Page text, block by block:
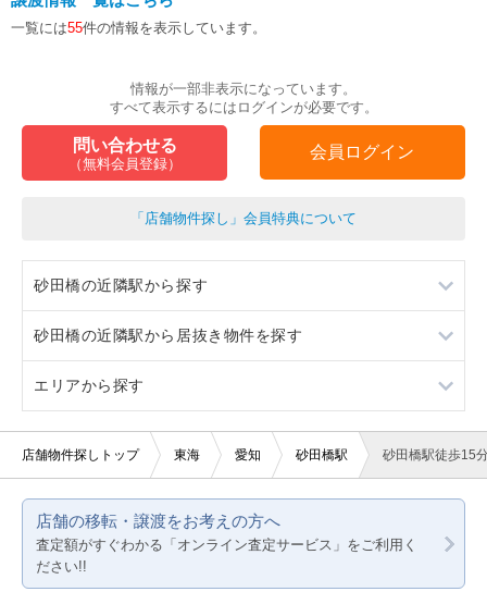
一覧には55件の情報を表示しています。
情報が一部非表示になっています。
すべて表示するにはログインが必要です。
問い合わせる
（無料会員登録）
会員ログイン
「店舗物件探し」会員特典について
砂田橋の近隣駅から探す
茶屋ヶ坂
ナゴヤドーム前矢田
砂田橋の近隣駅から居抜き物件を探す
茶屋ヶ坂
ナゴヤドーム前矢田
エリアから探す
愛知
岐阜
三重
店舗物件探しトップ 東海 愛知 砂田橋駅 砂田橋駅徒歩15
店舗の移転・譲渡をお考えの方へ
査定額がすぐわかる「オンライン査定サービス」をご利用く
ださい!!